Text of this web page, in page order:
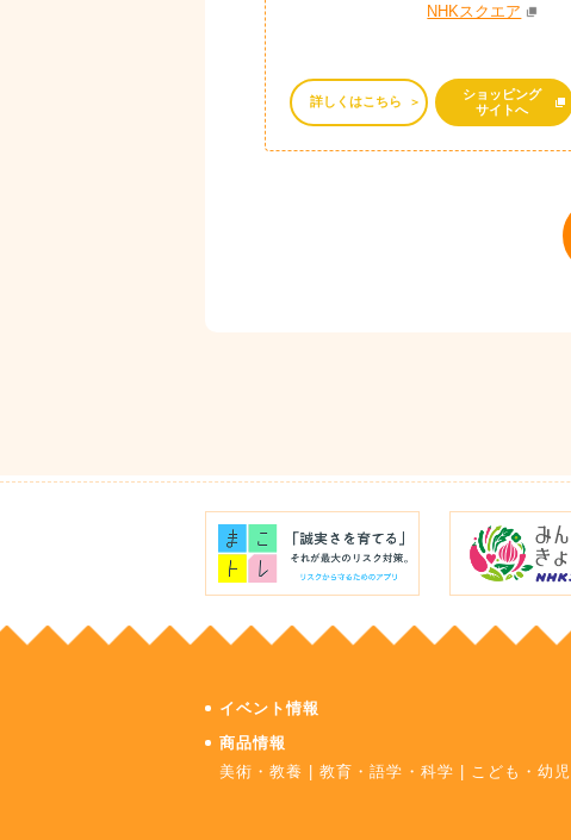
NHKスクエア
詳しくはこちら
ショッピング
サイトへ
イベント情報
商品情報
美術・教養
|教育・語学・科学 こども・幼児